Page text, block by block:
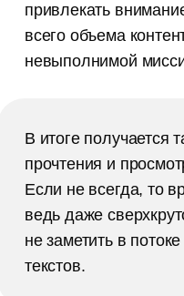
привлекать
всего объема
невыполнимой
В итоге получается
прочтения и
Если не всегда, то
ведь даже
не заметить в
текстов.